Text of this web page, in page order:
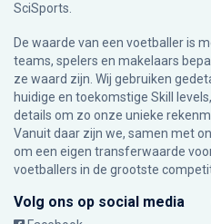
SciSports
De waarde van een voetballer is
teams, spelers en makelaars
ze waard zijn. Wij gebruiken
huidige en toekomstige Skill
details om zo onze unieke
Vanuit daar zijn we, samen met
om een eigen transferwaarde
voetballers in de grootste
Volg ons op social media